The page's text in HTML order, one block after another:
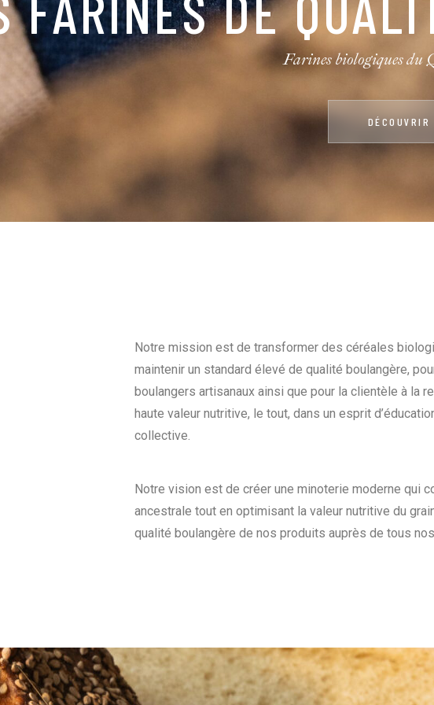
Farines biologiques du
DÉCOUVRIR
Notre mission est de transformer des céréales
maintenir un standard élevé de qualité boulangère,
boulangers artisanaux ainsi que pour la clientèle à la
haute valeur nutritive, le tout, dans un esprit
collective.
Notre vision est de créer une minoterie moderne qui
ancestrale tout en optimisant la valeur nutritive du
qualité boulangère de nos produits auprès de tous